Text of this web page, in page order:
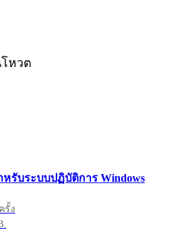
หวต
รับระบบปฏิบัติการ Windows
รั้ง